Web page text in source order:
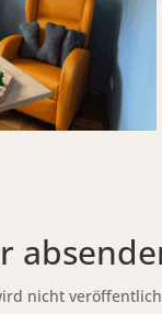
nicht